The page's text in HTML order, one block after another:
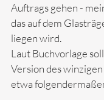
Auftrags gehen -
das auf dem
liegen wird.
Laut Buchvorlage
Version des
etwa